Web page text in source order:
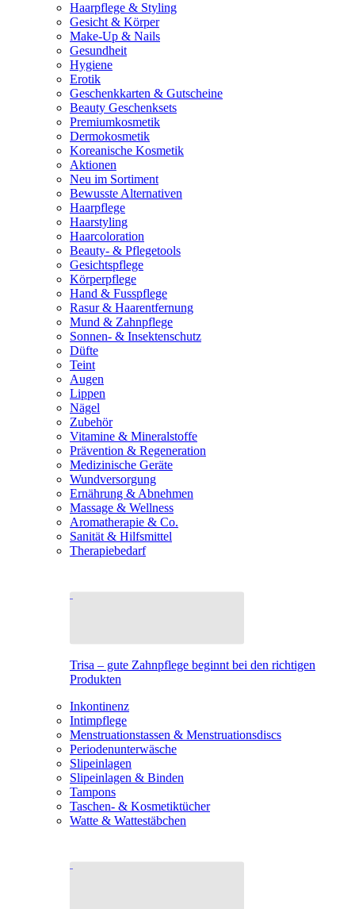
Haarpflege & Styling
Gesicht & Körper
Make-Up & Nails
Gesundheit
Hygiene
Erotik
Geschenkkarten & Gutscheine
Beauty Geschenksets
Premiumkosmetik
Dermokosmetik
Koreanische Kosmetik
Aktionen
Neu im Sortiment
Bewusste Alternativen
Haarpflege
Haarstyling
Haarcoloration
Beauty- & Pflegetools
Gesichtspflege
Körperpflege
Hand & Fusspflege
Rasur & Haarentfernung
Mund & Zahnpflege
Sonnen- & Insektenschutz
Düfte
Teint
Augen
Lippen
Nägel
Zubehör
Vitamine & Mineralstoffe
Prävention & Regeneration
Medizinische Geräte
Wundversorgung
Ernährung & Abnehmen
Massage & Wellness
Aromatherapie & Co.
Sanität & Hilfsmittel
Therapiebedarf
Trisa – gute Zahnpflege beginnt bei den richtigen
Produkten
Inkontinenz
Intimpflege
Menstruationstassen & Menstruationsdiscs
Periodenunterwäsche
Slipeinlagen
Slipeinlagen & Binden
Tampons
Taschen- & Kosmetiktücher
Watte & Wattestäbchen